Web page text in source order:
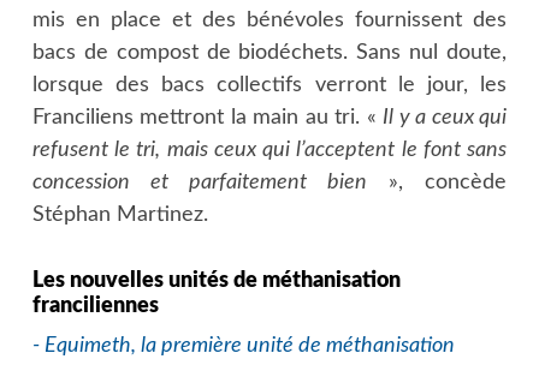
mis en place et des bénévoles fournissent des
bacs de compost de biodéchets. Sans nul doute,
lorsque des bacs collectifs verront le jour, les
Franciliens mettront la main au tri. « Il y a ceux qui
refusent le tri, mais ceux qui l’acceptent le font sans
concession et parfaitement bien », concède
Stéphan Martinez.
Les nouvelles unités de méthanisation
franciliennes
- Equimeth, la première unité de méthanisation